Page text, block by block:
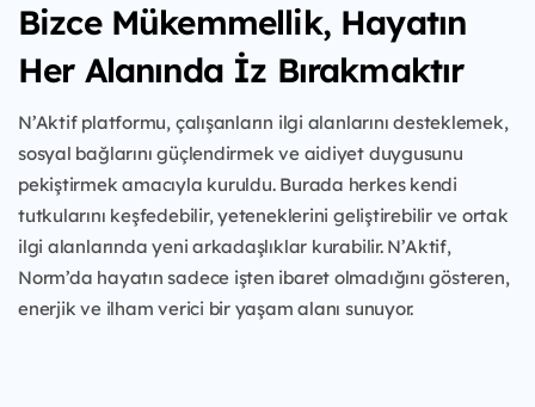
Bizce Mükemmellik, Hayatın
Her Alanında İz Bırakmaktır
N’Aktif platformu, çalışanların ilgi alanlarını desteklemek,
sosyal bağlarını güçlendirmek ve aidiyet duygusunu
pekiştirmek amacıyla kuruldu. Burada herkes kendi
tutkularını keşfedebilir, yeteneklerini geliştirebilir ve ortak
ilgi alanlarında yeni arkadaşlıklar kurabilir. N’Aktif,
Norm’da hayatın sadece işten ibaret olmadığını gösteren,
enerjik ve ilham verici bir yaşam alanı sunuyor.